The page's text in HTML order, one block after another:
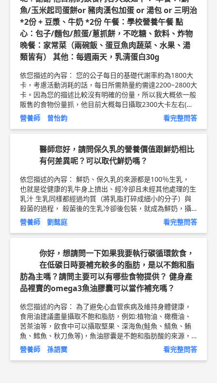
魚/玉米起司蛋餅or 豬肉漢包加蛋 or 湯包 or 三明治
*2份 + 豆漿、牛奶 *2份 午餐：學校營養午餐 點
心：包子/麵包/煎蛋/蔥抓餅，不吃糖、飲料、炸物
晚餐：家常菜（兩碗飯、蛋豆魚肉蔬菜、水果、湯
類皆有） 其他：每週兩天，乳清蛋白30g
依您描述的內容： 您的公子每日的基礎代謝率約為1800大
卡，考慮活動消耗的話，每日所需熱量約需達2200~2800大
卡。因為您的描述比較沒有明確的份量，所以我大概依一般
販售的食物份量抓，他目前大概每日攝取2300大卡左右(如
果午餐也是吃到2碗飯會到2540大卡)，基本上熱量攝取應該
是都還充分。 比較需要注意的地方可能是看選手自己是否
喜歡攝取蔬菜與水果，如果只是還好，早餐幾乎沒攝取到的
情況下，午餐跟晚餐就要特別注意是否攝取到足量，依照他
的能量消耗，會建議蔬菜跟水果，加起來至少9份，蔬菜熟
的約2.5碗、水果4碗。可再注意訓練時候是否有無力情形，
動後的正餐均衡飲食，依照他現在的食量，應該都能夠補足
所需營養素。 另外，游泳選手的身高會是一個優勢，請留
意睡眠時間要充分、睡眠品質以及睡前的拉筋伸展放鬆。此
外，含糖飲料盡量不要攝取，特別是晚上時段。 從您的留
言看得出您平時很關注小孩的營養，大致上看起來都還好
的，應該不需要太擔心的唷^^。 以上純係觀念交流，一切
以醫師實際看診為準。 國家運動訓練中心 營養師 曾怡鈞 營
養師簡介 ► http://bit.ly/2DOtYEq 乳清蛋白衛教文章 ► ht
tp://bit.ly/2OrsL7P
營養師 曾怡鈞 看完整問答
醫師您好，請問保久乳的營養價值跟鮮奶相比
有何差異呢？可以取代鮮奶嗎？
依您描述的內容： 鮮奶、保久乳的來源都是100％生乳，
也就是從健康的乳牛身上擠出、經冷卻且未經其他處理的生
乳汁 生乳同樣都經過均質（將乳脂打碎成細小的分子）與
殺菌的過程， 殺菌後的生乳冷卻後包裝，就成為鮮奶，攝
氏4度冷藏可保存約10天； 其中以保久乳的殺菌溫度最高。
若使用無菌裝填的方式，則成為保久乳。 從營養價值來看
， 保久乳可能會稍微輸給鮮奶得原因是: 高溫過程中會減損
一些怕高溫的維生素，其他成分則不受影響。 加熱時間愈
長、溫度愈高，維生素就愈容易被破壞，因此保久乳的維生
素也會比鮮奶少，但是鈣質、蛋白質都跟鮮奶差不多。 由
於鮮奶售價比較貴，所以有不肖業者會把還原乳冒充鮮奶出
售，消費者購買時應認明包裝上的「鮮乳標章」比較有保
盟營養機構 創辦人/營養師 劉懿庭 問8健康新聞網 ►http
s://goo.gl/thHdOq 問8 Facebook ►https://goo.gl/UZt4
2U 問8 醫學動畫 ►https://goo.gl/Fo1lHQ
營養師 劉懿庭 看完整問答
你好，想請問一下如果我要執行碳循環飲食，
在低碳日時要補充較多的脂肪，是以不飽和脂
肪為主嗎？請問主要可以有哪些食物提供？ 健身產
品裡賣的omega3魚油膠囊可以當作補充嗎？
依您描述的內容： 為了避免心血管疾病及維持身體健康，
食用油建議盡量攝取不飽和脂肪，例如:植物油、橄欖油、
苦茶油等，飲食中可以攝取堅果、深海魚(鮭魚、鯖魚、鮪
魚、鱈魚、秋刀魚等)，魚油膠囊是不飽和脂肪酸的來源，
但魚油作為營養補充，天天食用，較能發揮保健效果，並非
當作補油來源，低碳日時要補充較多的脂肪，建議從食物中
營養師 孫語霙 看完整問答